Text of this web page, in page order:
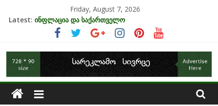
Friday, August 7, 2026
Latest: ინფლაცია და საქართველო
კრიზისის ზეგავლენა ტურიზმის ინდუსტრიაზე
მიგრაციისა და ეკონომიკის ურთიერთკავშირი
EU-ის კანდიდატის სტატუსის ეკონომიკური სარგებელი
უძრავი ქონების ბაზარი საქართველოში
საქართველოს
ეკონომიკა